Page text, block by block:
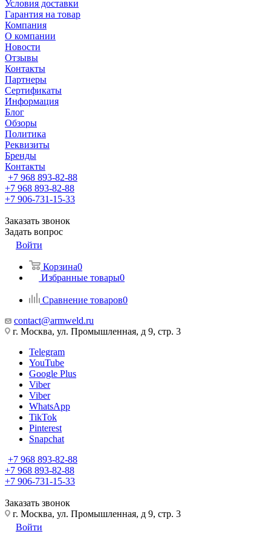
Условия доставки
Гарантия на товар
Компания
О компании
Новости
Отзывы
Контакты
Партнеры
Сертификаты
Информация
Блог
Обзоры
Политика
Реквизиты
Бренды
Контакты
+7 968 893-82-88
+7 968 893-82-88
+7 906-731-15-33
Заказать звонок
Задать вопрос
Войти
Корзина0
Избранные товары0
Сравнение товаров0
contact@armweld.ru
г. Москва, ул. Промышленная, д 9, стр. 3
Telegram
YouTube
Google Plus
Viber
Viber
WhatsApp
TikTok
Pinterest
Snapchat
+7 968 893-82-88
+7 968 893-82-88
+7 906-731-15-33
Заказать звонок
г. Москва, ул. Промышленная, д 9, стр. 3
Войти